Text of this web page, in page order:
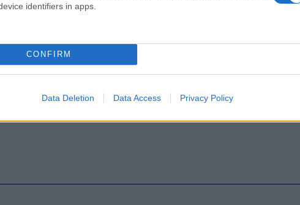
identifiers in apps.
CONFIRM
Data Deletion Data Access Privacy Policy